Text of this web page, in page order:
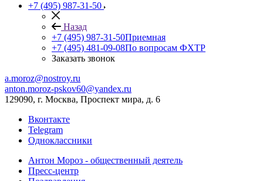
+7 (495) 987-31-50
Назад
+7 (495) 987-31-50Приемная
+7 (495) 481-09-08По вопросам ФХТР
Заказать звонок
a.moroz@nostroy.ru
anton.moroz-pskov60@yandex.ru
129090, г. Москва, Проспект мира, д. 6
Вконтакте
Telegram
Одноклассники
Антон Мороз - общественный деятель
Пресс-центр